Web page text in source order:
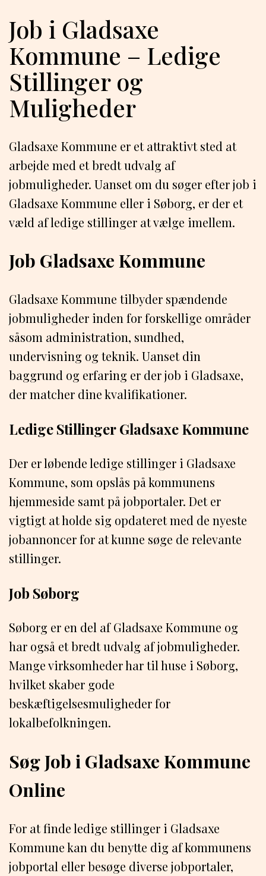
Job i Gladsaxe
Kommune – Ledige
Stillinger og
Muligheder
Gladsaxe Kommune er et attraktivt sted at
arbejde med et bredt udvalg af
jobmuligheder. Uanset om du søger efter job i
Gladsaxe Kommune eller i Søborg, er der et
væld af ledige stillinger at vælge imellem.
Job Gladsaxe Kommune
Gladsaxe Kommune tilbyder spændende
jobmuligheder inden for forskellige områder
såsom administration, sundhed,
undervisning og teknik. Uanset din
baggrund og erfaring er der job i Gladsaxe,
der matcher dine kvalifikationer.
Ledige Stillinger Gladsaxe Kommune
Der er løbende ledige stillinger i Gladsaxe
Kommune, som opslås på kommunens
hjemmeside samt på jobportaler. Det er
vigtigt at holde sig opdateret med de nyeste
jobannoncer for at kunne søge de relevante
stillinger.
Job Søborg
Søborg er en del af Gladsaxe Kommune og
har også et bredt udvalg af jobmuligheder.
Mange virksomheder har til huse i Søborg,
hvilket skaber gode
beskæftigelsesmuligheder for
lokalbefolkningen.
Søg Job i Gladsaxe Kommune
Online
For at finde ledige stillinger i Gladsaxe
Kommune kan du benytte dig af kommunens
jobportal eller besøge diverse jobportaler,